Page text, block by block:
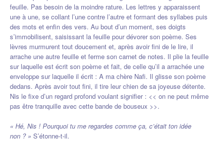
feuille. Pas besoin de la moindre rature. Les lettres y apparaissent
une à une, se collant l’une contre l’autre et formant des syllabes puis
des mots et enfin des vers. Au bout d’un moment, ses doigts
s’immobilisent, saisissant la feuille pour dévorer son poème. Ses
lèvres murmurent tout doucement et, après avoir fini de le lire, il
arrache une autre feuille et ferme son carnet de notes. Il plie la feuille
sur laquelle est écrit son poème et fait, de celle qu’il a arrachée une
enveloppe sur laquelle il écrit : A ma chère Nafi. Il glisse son poème
dedans. Après avoir tout fini, il tire leur chien de sa joyeuse détente.
Nis le fixe d’un regard profond voulant signifier : << on ne peut même
pas être tranquille avec cette bande de bouseux >>.
« Hé, Nis ! Pourquoi tu me regardes comme ça, c’était ton idée
non ? » S’étonne-t-il.